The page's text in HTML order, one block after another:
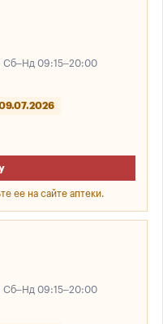
Сб–Нд 09:15–20:00
ее на сайте аптеки.
Сб–Нд 09:15–20:00